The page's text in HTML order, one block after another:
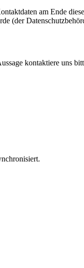
am Ende
(der
kontaktiere uns